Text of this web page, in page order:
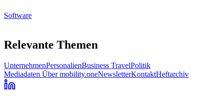
Software
Relevante Themen
UnternehmenPersonalienBusiness TravelPolitik
Mediadaten Über mobility.oneNewsletterKontaktHeftarchiv